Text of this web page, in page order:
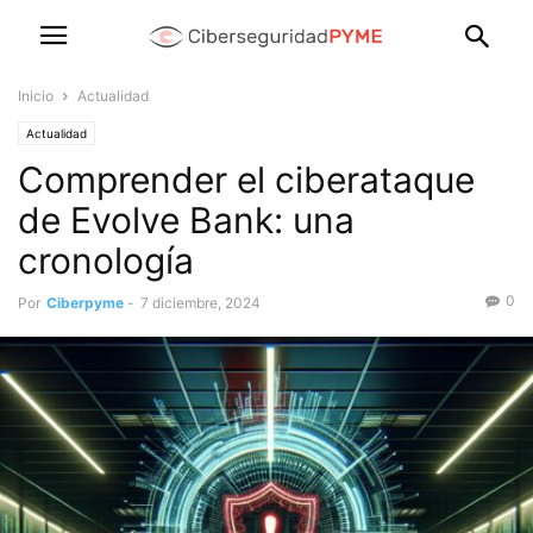
Inicio Actualidad
Actualidad
Comprender el ciberataque
de Evolve Bank: una
cronología
Por Ciberpyme - 7 diciembre, 2024 0